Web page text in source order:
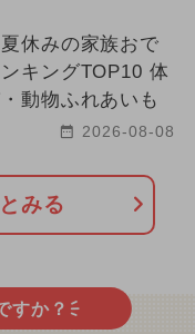
夏休みの家族おで
キングTOP10 体
動物ふれあいも
2026-08-08
みる
すか？